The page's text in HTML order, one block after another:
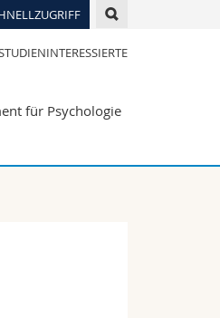
für Psychologie